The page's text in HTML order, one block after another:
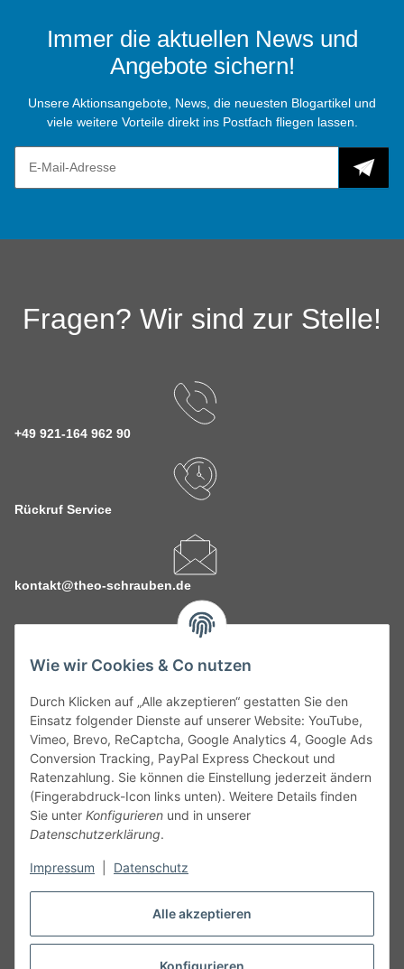
Alle akzeptieren
Wie wir Cookies & Co nutzen
Durch Klicken auf „Alle akzeptieren“ gestatten Sie den
Einsatz folgender Dienste auf unserer Website: YouTube,
Vimeo, Brevo, ReCaptcha, Google Analytics 4, Google Ads
Conversion Tracking, PayPal Express Checkout und
Ratenzahlung. Sie können die Einstellung jederzeit ändern
(Fingerabdruck-Icon links unten). Weitere Details finden
Sie unter Konfigurieren und in unserer
Datenschutzerklärung.
Impressum Datenschutz
Immer die aktuellen News und
Angebote sichern!
Unsere Aktionsangebote, News, die neuesten Blogartikel und
viele weitere Vorteile direkt ins Postfach fliegen lassen.
Fragen? Wir sind zur Stelle!
+49 921-164 962 90
Rückruf Service
kontakt@theo-schrauben.de
Service
Gesetzliche Informationen
Alle technischen Angaben ohne Gewähr. Irrtümer und fehlerhafte
Angaben vorbehalten. Wenn Sie Datenblätter oder spezielle
unseren Kundenservice. Abbildungen der Artikel können
Vertrag widerrufen